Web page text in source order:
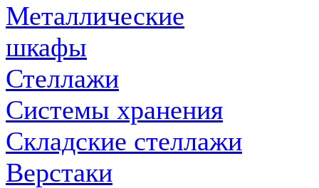
Металлические
шкафы
Стеллажи
Системы хранения
Складские стеллажи
Верстаки